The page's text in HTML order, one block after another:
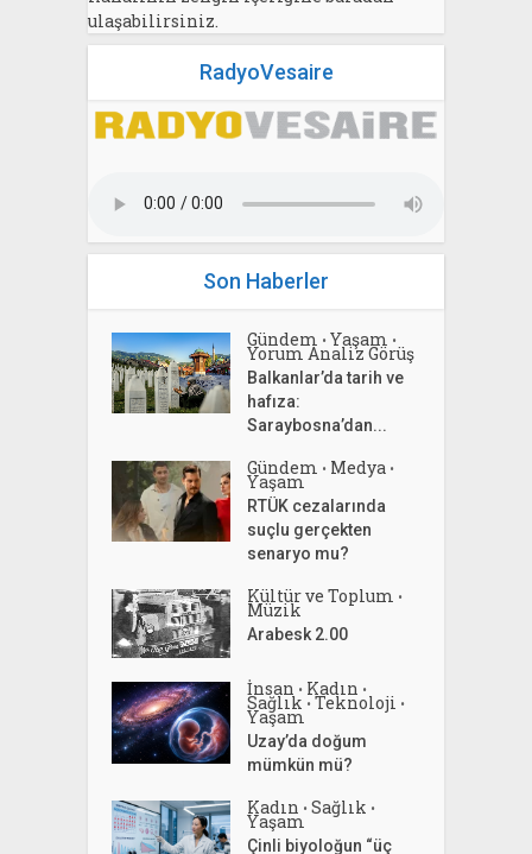
ulaşabilirsiniz.
RadyoVesaire
Son Haberler
Gündem • Yaşam •
Yorum Analiz Görüş
Balkanlar’da tarih ve
hafıza:
Saraybosna’dan...
Gündem • Medya •
Yaşam
RTÜK cezalarında
suçlu gerçekten
senaryo mu?
Kültür ve Toplum •
Müzik
Arabesk 2.00
İnsan • Kadın •
Sağlık • Teknoloji •
Yaşam
Uzay’da doğum
mümkün mü?
Kadın • Sağlık •
Yaşam
Çinli biyoloğun “üç